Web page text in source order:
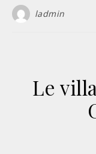
ladmin
Le